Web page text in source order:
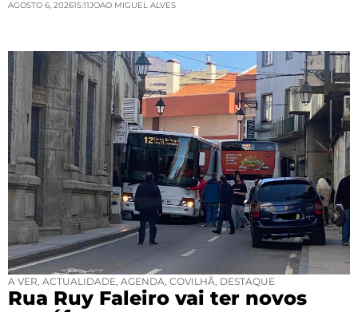
AGOSTO 6, 202615:11JOAO MIGUEL ALVES
A VER, ACTUALIDADE, AGENDA, COVILHÃ, DESTAQUE
Rua Ruy Faleiro vai ter novos